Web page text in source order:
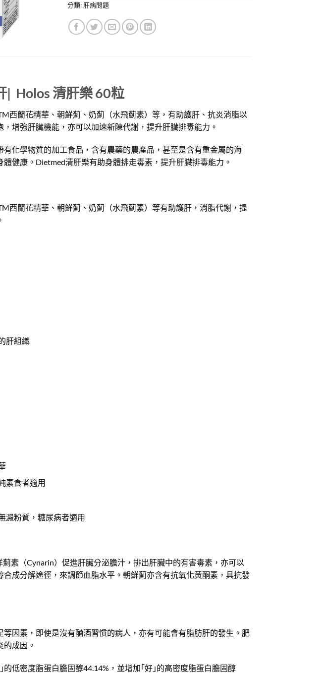
分類: 肝病問題
| Holos 清肝樂60粒
西蘭花精華、朝鮮薊、奶薊（水飛薊素）等，有助護肝、抗炎消脂以
增強肝臟機能，亦可以加速新陳代謝，提升肝臟排毒能力。
化學物質的加工食品，含有農藥的農產品，甚至是含有重金屬的海
健康。Dietmed清肝樂有助身體排走毒素，提升肝臟排毒能力。
西蘭花精華、朝鮮薊、奶薊（水飛薊素）等有助護肝，消脂代謝，提
肝組織
素食者適用
澱粉質，糖尿病者適用
素（Cynarin）促進肝臟分泌膽汁，排出肝臟中的有害毒素，亦可以
成分解途徑，來調節血脂水平。朝鮮薊亦含有抗氧化黃酮素，具抗發
因素，即使是沒有酗酒習慣的病人，亦有可能會有脂肪肝的發生。肥
成因。
低密度脂蛋白膽固醇44.14%，並增加｢好｣的高密度脂蛋白膽固醇